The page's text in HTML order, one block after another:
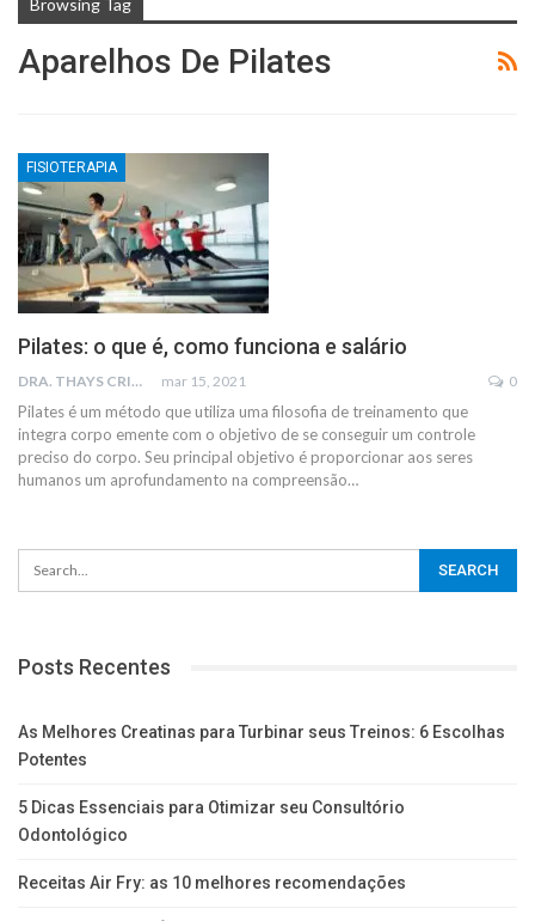
Browsing Tag
Aparelhos De Pilates
FISIOTERAPIA
Pilates: o que é, como funciona e salário
DRA. THAYS CRISTINA RODRIGUES mar 15, 2021 0
Pilates é um método que utiliza uma filosofia de treinamento que
integra corpo emente com o objetivo de se conseguir um controle
preciso do corpo. Seu principal objetivo é proporcionar aos seres
humanos um aprofundamento na compreensão…
Posts Recentes
As Melhores Creatinas para Turbinar seus Treinos: 6 Escolhas
Potentes
5 Dicas Essenciais para Otimizar seu Consultório
Odontológico
Receitas Air Fry: as 10 melhores recomendações